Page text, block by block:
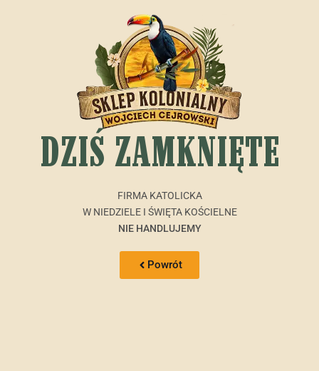
DZIŚ ZAMKNIĘTE
FIRMA KATOLICKA
W NIEDZIELE I ŚWIĘTA KOŚCIELNE
NIE HANDLUJEMY
Powrót